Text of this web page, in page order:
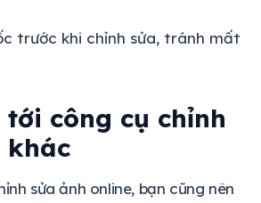
trước khi chỉnh sửa, tránh mất
tới công cụ chỉnh
khác
sửa ảnh online, bạn cũng nên